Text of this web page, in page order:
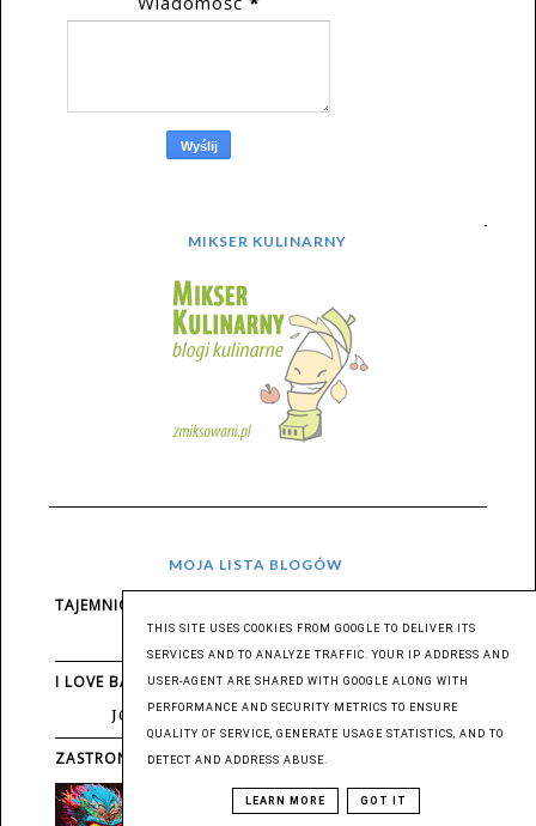
MIKSER KULINARNY
MOJA LISTA BLOGÓW
TAJEMNICE SMAKU
I LOVE BAKE
JOGURTOWA PIANKA Z BORÓWKAMI
ZASTRONIEC
ODROBINĘ KULTURY POPROSZĘ!
THIS SITE USES COOKIES FROM GOOGLE TO DELIVER ITS
SERVICES AND TO ANALYZE TRAFFIC. YOUR IP ADDRESS AND
USER-AGENT ARE SHARED WITH GOOGLE ALONG WITH
PERFORMANCE AND SECURITY METRICS TO ENSURE
QUALITY OF SERVICE, GENERATE USAGE STATISTICS, AND TO
DETECT AND ADDRESS ABUSE.
LEARN MORE GOT IT